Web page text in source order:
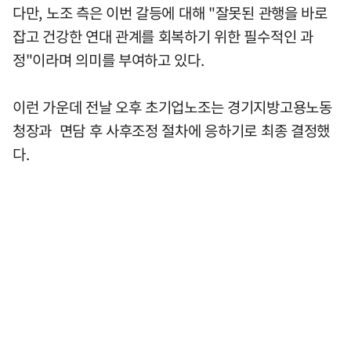
다만, 노조 측은 이번 갈등에 대해 "잘못된 관행을 바로
잡고 건강한 연대 관계를 회복하기 위한 필수적인 과
정"이라며 의미를 부여하고 있다.
이런 가운데 전날 오후 초기업노조는 경기지방고용노동
청장과 면담 후 사후조정 절차에 응하기로 최종 결정했
다.